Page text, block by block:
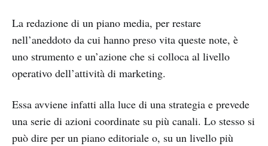
La redazione di un piano media, per restare
nell’aneddoto da cui hanno preso vita queste note, è
uno strumento e un’azione che si colloca al livello
operativo dell’attività di marketing.
Essa avviene infatti alla luce di una strategia e prevede
una serie di azioni coordinate su più canali. Lo stesso si
può dire per un piano editoriale o, su un livello più